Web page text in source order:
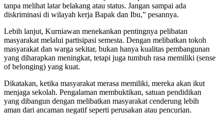
tanpa melihat latar belakang atau status. Jangan sampai ada
diskriminasi di wilayah kerja Bapak dan Ibu,” pesannya.
Lebih lanjut, Kurniawan menekankan pentingnya pelibatan
masyarakat melalui partisipasi semesta. Dengan melibatkan tokoh
masyarakat dan warga sekitar, bukan hanya kualitas pembangunan
yang diharapkan meningkat, tetapi juga tumbuh rasa memiliki (sense
of belonging) yang kuat.
Dikatakan, ketika masyarakat merasa memiliki, mereka akan ikut
menjaga sekolah. Pengalaman membuktikan, satuan pendidikan
yang dibangun dengan melibatkan masyarakat cenderung lebih
aman dari ancaman negatif seperti perusakan atau pencurian.